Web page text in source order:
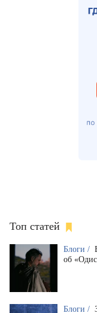
Топ статей
Блоги /
об
Блоги /